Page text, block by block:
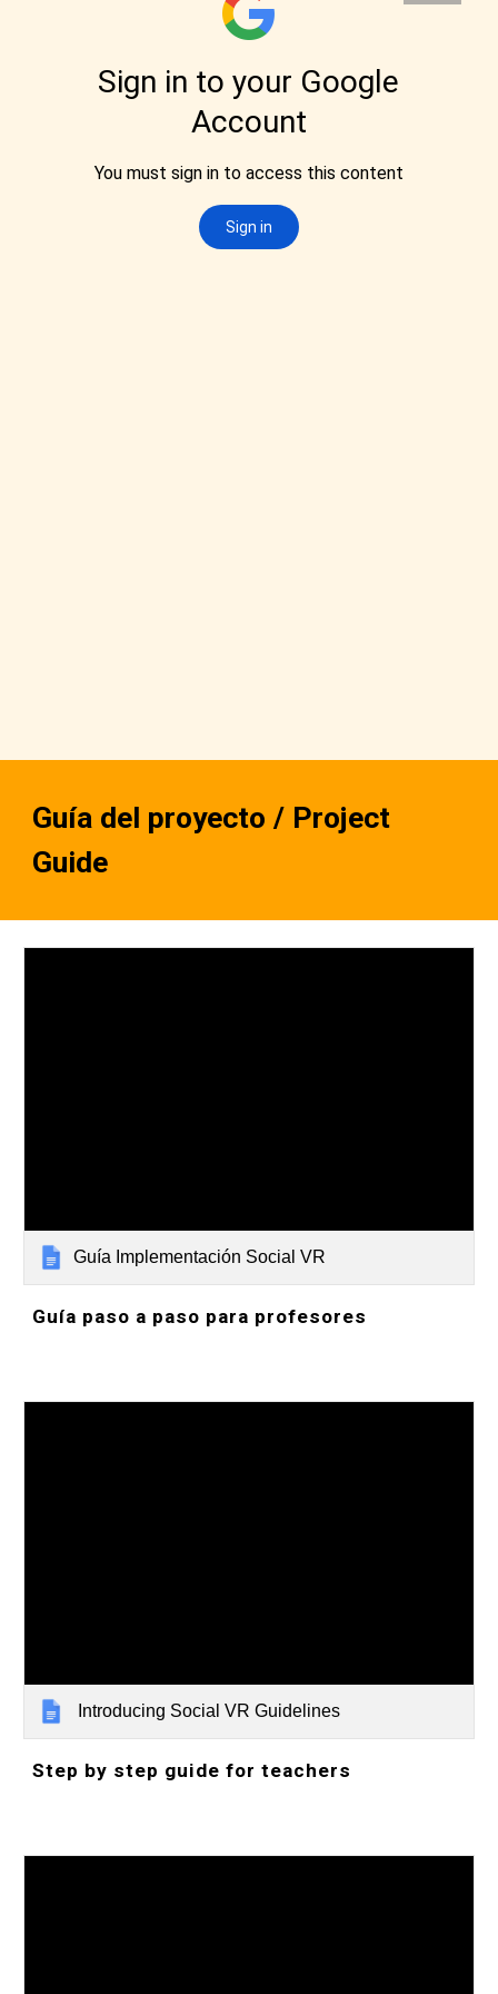
Guía del proyecto / Project
Guide
Guía Implementación Social VR
Guía paso a paso para profesores
Introducing Social VR Guidelines
Step by step guide for teachers